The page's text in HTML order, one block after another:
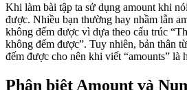
Khi làm bài tập ta sử dụng amount khi
được. Nhiều bạn thường hay nhầm lẫn
không đếm được vì dựa theo cấu trúc
không đếm được”. Tuy nhiên, bản thân
đếm được cho nên khi viết “amounts” là
Phân biệt Amount và